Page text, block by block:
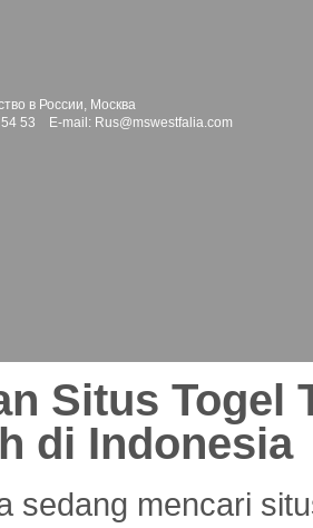
в России, Москва
54 53 E-mail: Rus@mswestfalia.com
Situs Togel
di Indonesia
sedang mencari